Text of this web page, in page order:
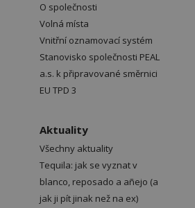
O společnosti
Volná místa
Vnitřní oznamovací systém
Stanovisko společnosti PEAL
a.s. k připravované směrnici
EU TPD 3
Aktuality
Všechny aktuality
Tequila: jak se vyznat v
blanco, reposado a añejo (a
jak ji pít jinak než na ex)